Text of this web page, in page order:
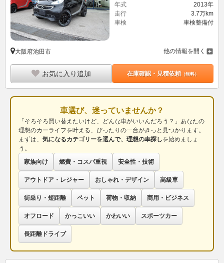
年式
2013年
走行
3.7万km
車検
車検整備付
大阪府池田市 他の情報を開く
お気に入り追加 在庫確認・見積依頼（無料）
車選び、迷っていませんか？
「そろそろ買い替えたいけど、どんな車がいいんだろう？」あなたの
理想のカーライフを叶える、ぴったりの一台がきっと見つかります。
まずは、 気になるカテゴリーを選んで、理想の車探しを始めましょ
う。
家族向け
燃費・コスパ重視 安全性・技術
アウトドア・レジャー おしゃれ・デザイン 高級車
街乗り・短距離 ペット 荷物・収納 商用・ビジネス
オフロード かっこいい かわいい スポーツカー
長距離ドライブ